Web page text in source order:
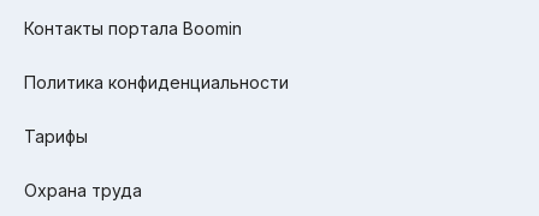
Контакты портала Boomin
Политика конфиденциальности
Тарифы
Охрана труда